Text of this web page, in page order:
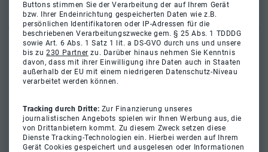
Buttons stimmen Sie der Verarbeitung der auf Ihrem Gerät
bzw. Ihrer Endeinrichtung gespeicherten Daten wie z.B.
persönlichen Identifikatoren oder IP-Adressen für die
beschriebenen Verarbeitungszwecke gem. § 25 Abs. 1 TDDDG
sowie Art. 6 Abs. 1 Satz 1 lit. a DS-GVO durch uns und unsere
bis zu230 Partner zu. Darüber hinaus nehmen Sie Kenntnis
davon, dass mit ihrer Einwilligung ihre Daten auch in Staaten
außerhalb der EU mit einem niedrigeren Datenschutz-Niveau
verarbeitet werden können.
Tracking durch Dritte: Zur Finanzierung unseres
journalistischen Angebots spielen wir Ihnen Werbung aus, die
von Drittanbietern kommt. Zu diesem Zweck setzen diese
Dienste Tracking-Technologien ein. Hierbei werden auf Ihrem
Gerät Cookies gespeichert und ausgelesen oder Informationen